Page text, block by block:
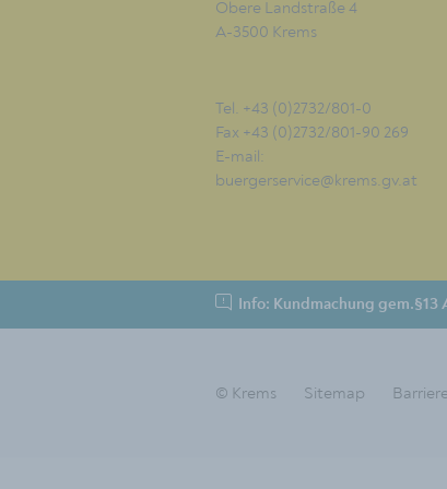
Obere Landstraße 4
A-3500 Krems
Tel. +43 (0)2732/801-0
Fax +43 (0)2732/801-90 269
E-mail:
buergerservice@krems.gv.at
Info: Kundmachung
© Krems Sitemap